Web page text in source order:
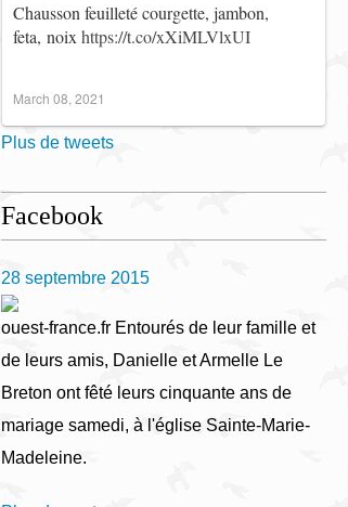
Chausson feuilleté courgette, jambon,
feta, noix https://t.co/xXiMLVlxUI
March 08, 2021
Plus de tweets
Facebook
28 septembre 2015
ouest-france.fr Entourés de leur famille et
de leurs amis, Danielle et Armelle Le
Breton ont fêté leurs cinquante ans de
mariage samedi, à l'église Sainte-Marie-
Madeleine.